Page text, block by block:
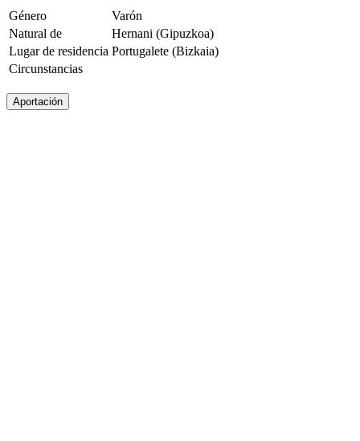
Género
Varón
Natural de
Hernani (Gipuzkoa)
Lugar de residencia Portugalete (Bizkaia)
Circunstancias